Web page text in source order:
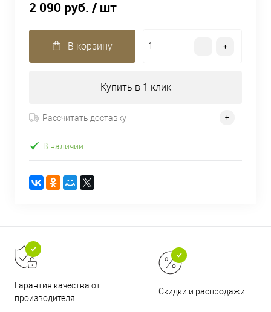
2 090 руб. / шт
В корзину
Купить в 1 клик
Рассчитать доставку
В наличии
Гарантия качества от
производителя
Скидки и распродажи